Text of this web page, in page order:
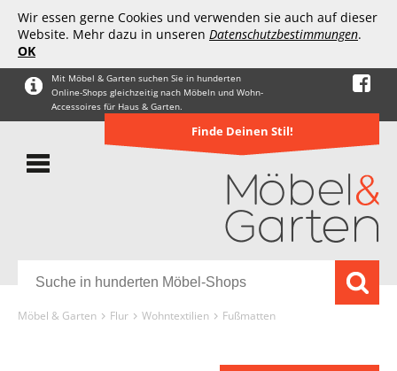
Wir essen gerne Cookies und verwenden sie auch auf dieser
Website. Mehr dazu in unseren Datenschutzbestimmungen.
OK
Mit Möbel & Garten suchen Sie in hunderten
Online-Shops gleichzeitig nach Möbeln und Wohn-
Accessoires für Haus & Garten.
Finde Deinen Stil!
Möbel & Garten Flur Wohntextilien Fußmatten